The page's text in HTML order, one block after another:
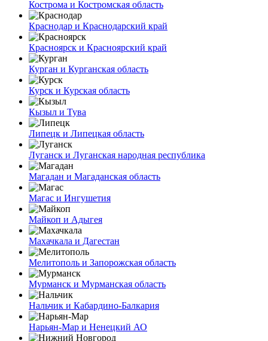
Кострома и Костромская область
Краснодар и Краснодарский край
Красноярск и Красноярский край
Курган и Курганская область
Курск и Курская область
Кызыл и Тува
Липецк и Липецкая область
Луганск и Луганская народная республика
Магадан и Магаданская область
Магас и Ингушетия
Майкоп и Адыгея
Махачкала и Дагестан
Мелитополь и Запорожская область
Мурманск и Мурманская область
Нальчик и Кабардино-Балкария
Нарьян-Мар и Ненецкий АО